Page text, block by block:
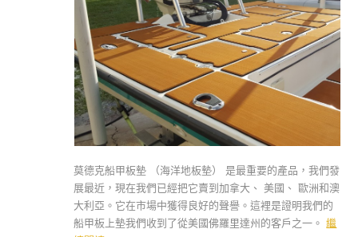
莫德克船甲板墊 （海洋地板墊） 是最重要的產品，我們發
展最近，現在我們已經把它賣到加拿大、 美國、 歐洲和澳
大利亞。它在市場中獲得良好的聲譽。這裡是證明我們的
船甲板上墊我們收到了從美國佛羅里達州的客戶之一。繼